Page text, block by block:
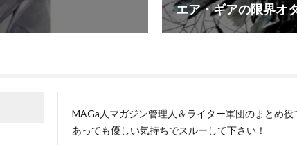
エア・ギアの限界オ
MAGa人マガジン管理人＆ライター軍団のまとめ
あっても優しい気持ちでスルーして下さい！